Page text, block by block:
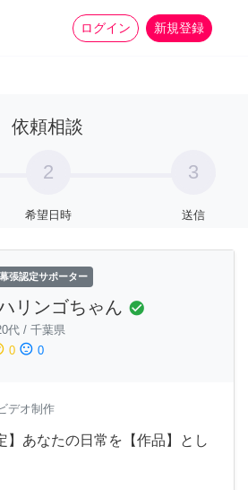
ログイン 新規登録
家事 more_horiz
依頼相談
2
希望日時
3
送信
張認定サポーター
リンゴちゃん check_circle
代 / 千葉県
0 sentiment_dissatisfied 0
デオ制作
】あなたの日常を【作品】とし